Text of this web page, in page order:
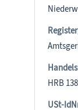
HRB
USt-